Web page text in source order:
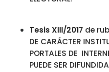
Tesis XIII/2017 de
DE CARÁCTER
PORTALES DE
PUEDE SER